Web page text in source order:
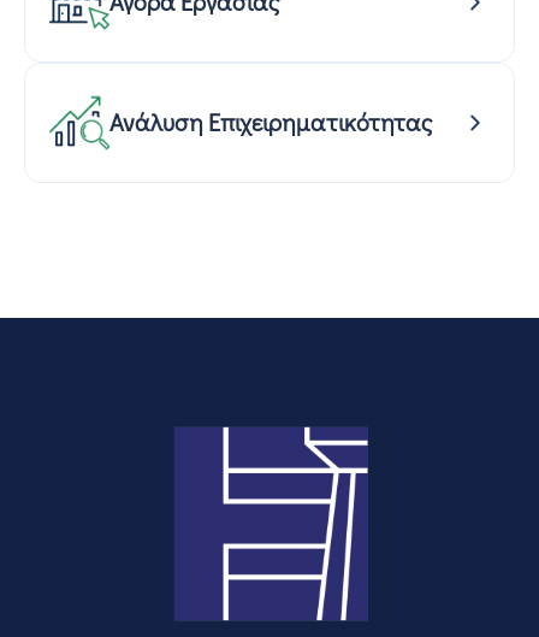
Ανάλυση Επιχειρηματικότητας